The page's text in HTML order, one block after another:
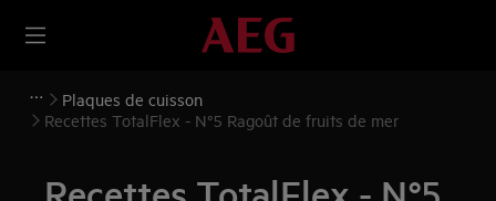
Plaques de cuisson
Recettes TotalFlex - N°5 Ragoût de fruits de mer